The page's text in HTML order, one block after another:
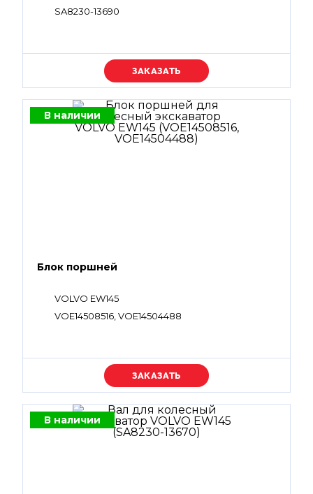
SA8230-13690
Уточняйте цену
В наличии
Блок поршней
VOLVO EW145
VOE14508516, VOE14504488
Уточняйте цену
В наличии